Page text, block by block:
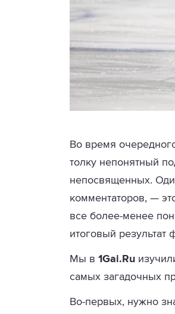
Во время
толку непонятный
непосвященных.
комментаторов, —
все более-менее
итоговый результат
Мы в 1Gai.Ru
самых загадочных
Во-первых, нужно